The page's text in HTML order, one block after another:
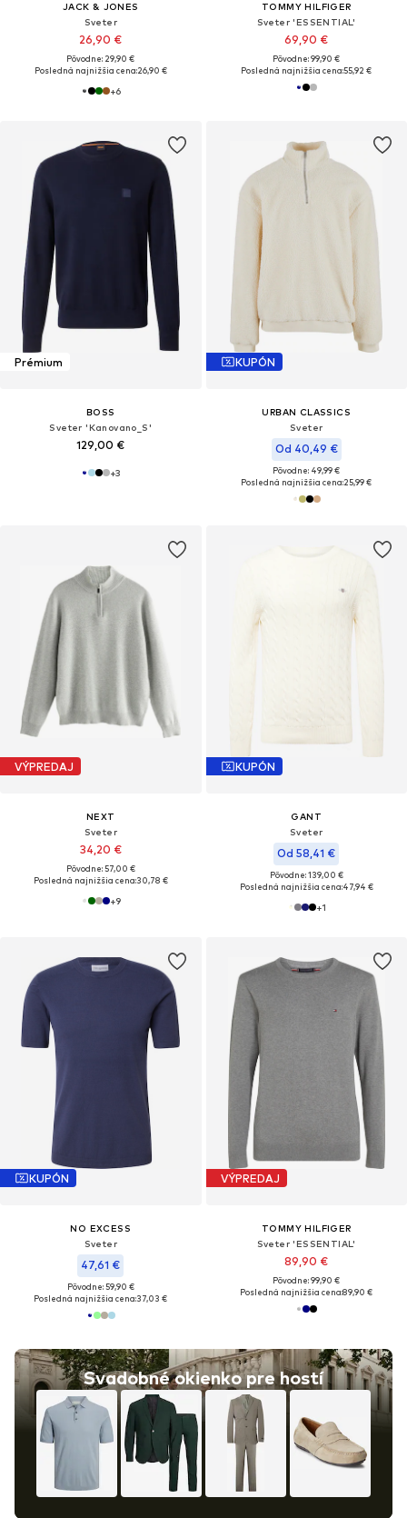
JACK & JONES
Sveter
26,90 €
Pôvodne: 29,90 €
Posledná najnižšia cena:26,90 €
+6
TOMMY HILFIGER
Sveter 'ESSENTIAL'
69,90 €
Pôvodne: 99,90 €
Posledná najnižšia cena:55,92 €
Prémium
BOSS
Sveter 'Kanovano_S'
129,00 €
+3
KUPÓN
URBAN CLASSICS
Sveter
Od 40,49 €
Pôvodne: 49,99 €
Posledná najnižšia cena:25,99 €
VÝPREDAJ
NEXT
Sveter
34,20 €
Pôvodne: 57,00 €
Posledná najnižšia cena:30,78 €
+9
KUPÓN
GANT
Sveter
Od 58,41 €
Pôvodne: 139,00 €
Posledná najnižšia cena:47,94 €
+1
KUPÓN
NO EXCESS
Sveter
47,61 €
Pôvodne: 59,90 €
Posledná najnižšia cena:37,03 €
Svadobné okienko pre hostí
VÝPREDAJ
TOMMY HILFIGER
Sveter 'ESSENTIAL'
89,90 €
Pôvodne: 99,90 €
Posledná najnižšia cena:89,90 €